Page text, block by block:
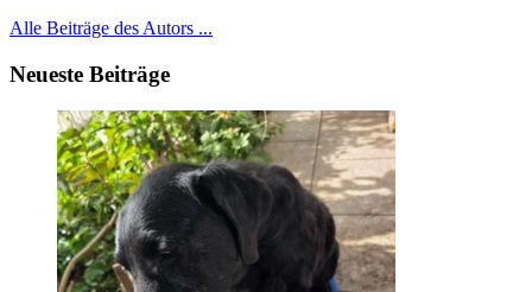
Alle Beiträge des Autors ...
Neueste Beiträge